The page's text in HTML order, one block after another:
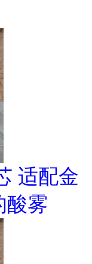
适配金
酸雾